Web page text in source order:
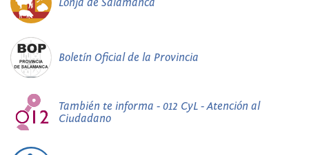
Boletín Oficial de la Provincia
También te informa - 012 CyL - Atención al
Ciudadano